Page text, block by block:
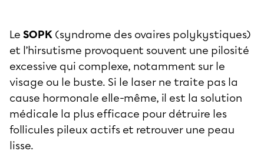
Le SOPK (syndrome des ovaires polykystiques)
et l’hirsutisme provoquent souvent une pilosité
excessive qui complexe, notamment sur le
visage ou le buste. Si le laser ne traite pas la
cause hormonale elle-même, il est la solution
médicale la plus efficace pour détruire les
follicules pileux actifs et retrouver une peau
lisse.